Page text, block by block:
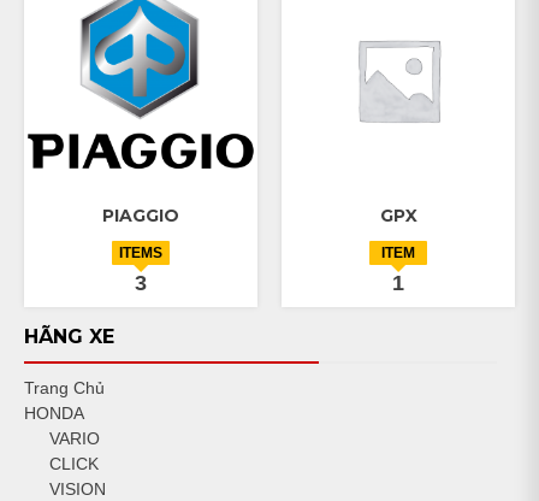
PIAGGIO
3
ITEMS
GPX
1
ITEM
HÃNG XE
Trang Chủ
HONDA
VARIO
CLICK
VISION